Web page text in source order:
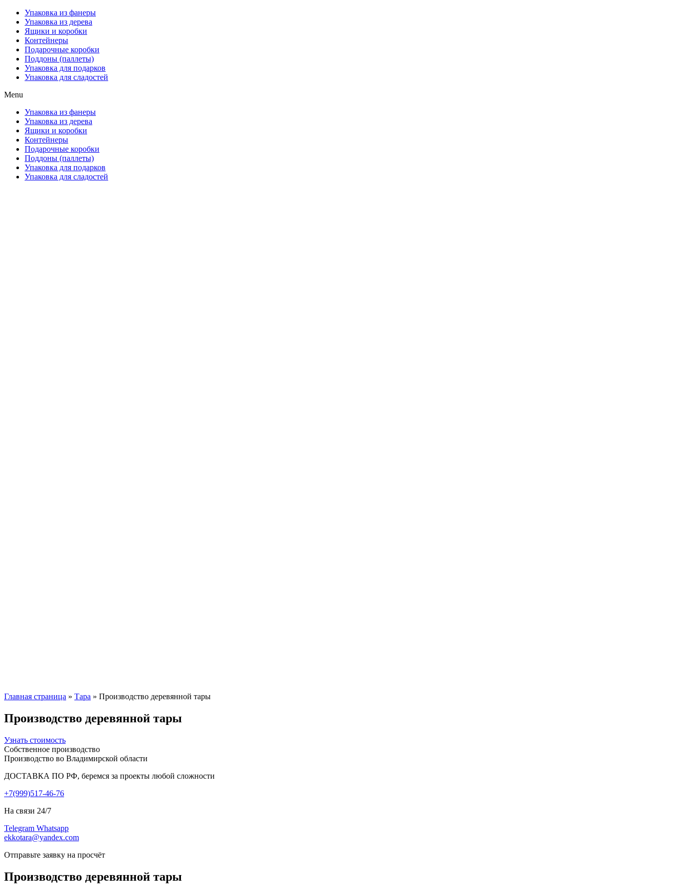
Упаковка из фанеры
Упаковка из дерева
Ящики и коробки
Контейнеры
Подарочные коробки
Поддоны (паллеты)
Упаковка для подарков
Упаковка для сладостей
Menu
Упаковка из фанеры
Упаковка из дерева
Ящики и коробки
Контейнеры
Подарочные коробки
Поддоны (паллеты)
Упаковка для подарков
Упаковка для сладостей
Главная страница » Тара » Производство деревянной тары
Производство деревянной тары
Узнать стоимость
Собственное производство
Производство во Владимирской области
ДОСТАВКА ПО РФ, беремся за проекты любой сложности
+7(999)517-46-76
На связи 24/7
Telegram Whatsapp
ekkotara@yandex.com
Отправьте заявку на просчёт
Производство деревянной тары